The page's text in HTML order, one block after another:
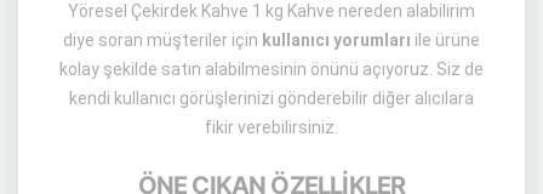
Yöresel Çekirdek Kahve 1 kg Kahve nereden alabilirim
diye soran müşteriler için kullanıcı yorumları ile ürüne
kolay şekilde satın alabilmesinin önünü açıyoruz. Siz de
kendi kullanıcı görüşlerinizi gönderebilir diğer alıcılara
fikir verebilirsiniz.
ÖNE ÇIKAN ÖZELLİKLER